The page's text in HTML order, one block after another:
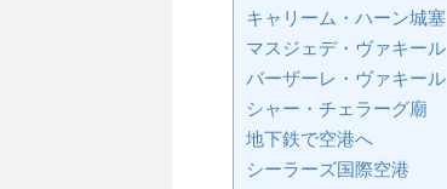
キャリーム・ハーン城塞
マスジェデ・ヴァキール
バーザーレ・ヴァキール
シャー・チェラーグ廟
地下鉄で空港へ
シーラーズ国際空港